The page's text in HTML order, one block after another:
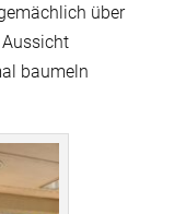
über
baumeln